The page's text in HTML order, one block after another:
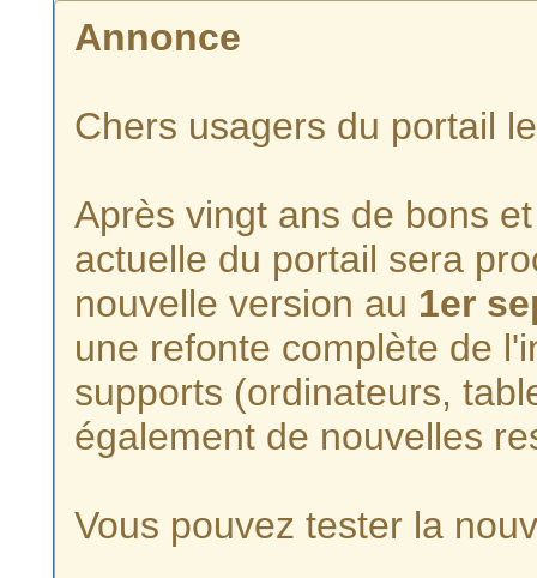
Annonce
Chers usagers du portail
Après vingt ans de bons
actuelle du portail sera
nouvelle version au 1er
une refonte complète de
supports (ordinateurs,
également de nouvelles
Vous pouvez tester la